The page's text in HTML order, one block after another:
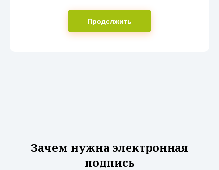
Продолжить
Зачем нужна электронная
подпись